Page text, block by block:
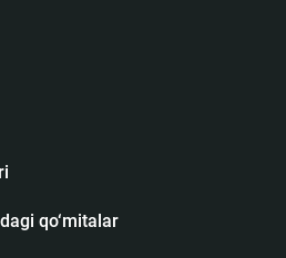
qo‘mitalar